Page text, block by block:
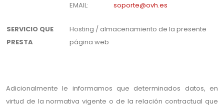
EMAIL: soporte@ovh.es
SERVICIO QUE
PRESTA
Hosting / almacenamiento de la presente
página web
Adicionalmente le informamos que determinados datos, en
virtud de la normativa vigente o de la relación contractual que